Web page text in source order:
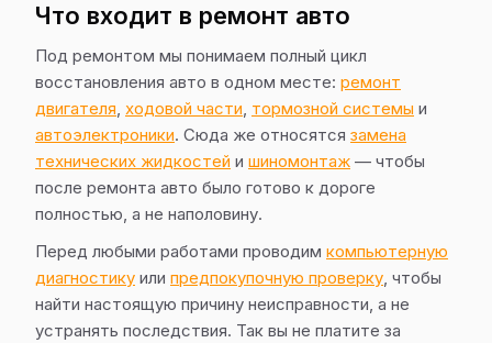
Что входит в ремонт авто
Под ремонтом мы понимаем полный цикл
восстановления авто в одном месте: ремонт
двигателя, ходовой части, тормозной системы и
автоэлектроники. Сюда же относятся замена
технических жидкостей и шиномонтаж — чтобы
после ремонта авто было готово к дороге
полностью, а не наполовину.
Перед любыми работами проводим компьютерную
диагностику или предпокупочную проверку, чтобы
найти настоящую причину неисправности, а не
устранять последствия. Так вы не платите за